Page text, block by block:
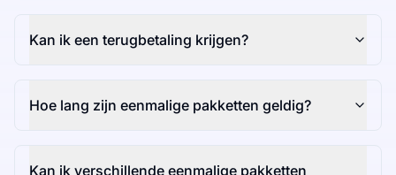
Kan ik een terugbetaling krijgen?
Hoe lang zijn eenmalige pakketten geldig?
Kan ik verschillende eenmalige pakketten